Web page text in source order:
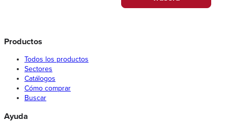
Productos
Todos los productos
Sectores
Catálogos
Cómo comprar
Buscar
Ayuda